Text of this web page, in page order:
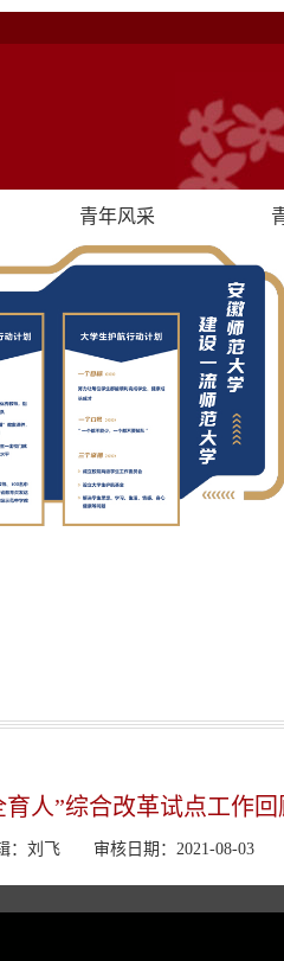
青年风采
人”综合改革试点工作回
：刘飞 审核日期：2021-08-03